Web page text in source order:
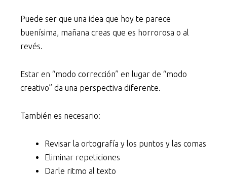
Puede ser que una idea que hoy te parece
buenísima, mañana creas que es horrorosa o al
revés.
Estar en “modo corrección” en lugar de “modo
creativo” da una perspectiva diferente.
También es necesario:
Revisar la ortografía y los puntos y las comas
Eliminar repeticiones
Darle ritmo al texto